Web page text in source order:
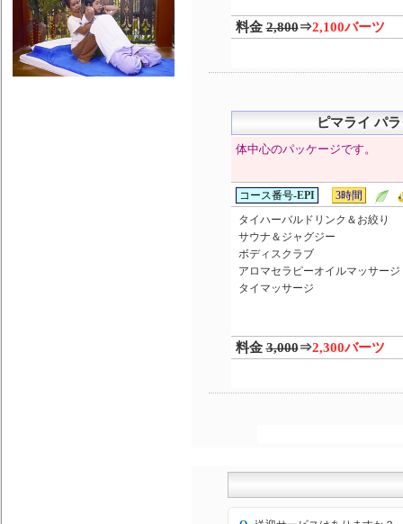
料金2,800⇒2,100バーツ
ピマライ パ
体中心のパッケージです。
コース番号-EPI
3時間
タイハーバルドリンク＆お絞り
サウナ＆ジャグジー
ボディスクラブ
アロマセラピーオイルマッサージ
タイマッサージ
料金3,000⇒2,300バーツ